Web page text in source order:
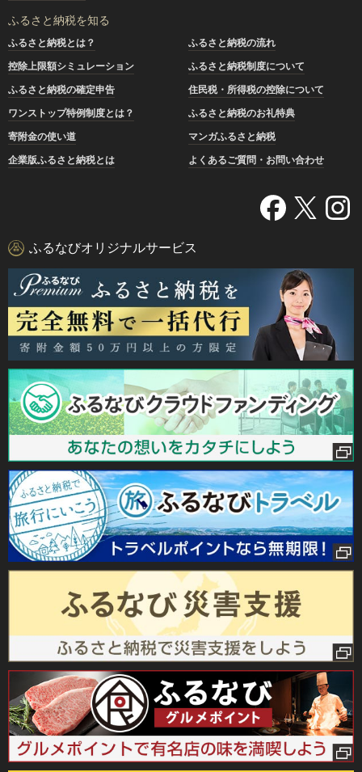
ふるさと納税を知る
ふるさと納税とは？
ふるさと納税の流れ
控除上限額シミュレーション
ふるさと納税制度について
ふるさと納税の確定申告
住民税・所得税の控除について
ワンストップ特例制度とは？
ふるさと納税のお礼特典
寄附金の使い道
マンガふるさと納税
企業版ふるさと納税とは
よくあるご質問・お問い合わせ
ふるなびオリジナルサービス